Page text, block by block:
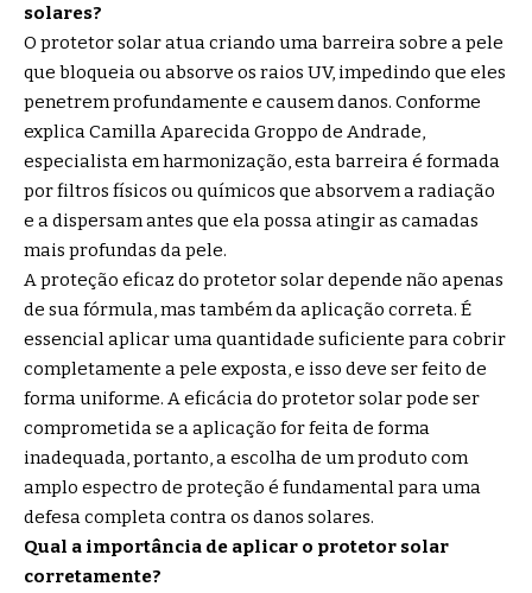
solares?
O protetor solar atua criando uma barreira sobre a pele
que bloqueia ou absorve os raios UV, impedindo que eles
penetrem profundamente e causem danos. Conforme
explica Camilla Aparecida Groppo de Andrade,
especialista em harmonização, esta barreira é formada
por filtros físicos ou químicos que absorvem a radiação
e a dispersam antes que ela possa atingir as camadas
mais profundas da pele.
A proteção eficaz do protetor solar depende não apenas
de sua fórmula, mas também da aplicação correta. É
essencial aplicar uma quantidade suficiente para cobrir
completamente a pele exposta, e isso deve ser feito de
forma uniforme. A eficácia do protetor solar pode ser
comprometida se a aplicação for feita de forma
inadequada, portanto, a escolha de um produto com
amplo espectro de proteção é fundamental para uma
defesa completa contra os danos solares.
Qual a importância de aplicar o protetor solar
corretamente?